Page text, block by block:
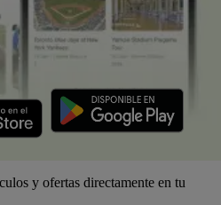
y ofertas directamente en tu